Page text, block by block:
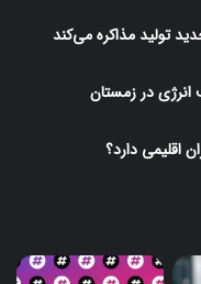
تولید مذاکره می‌کند
در زمستان
اقلیمی دارد؟